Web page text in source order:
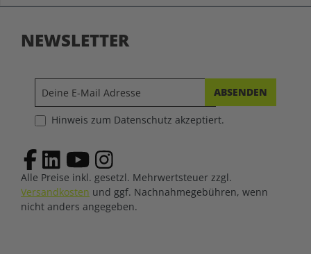
NEWSLETTER
ABSENDEN
Hinweis zum Datenschutz akzeptiert.
Alle Preise inkl. gesetzl. Mehrwertsteuer zzgl.
Versandkosten und ggf. Nachnahmegebühren, wenn
nicht anders angegeben.